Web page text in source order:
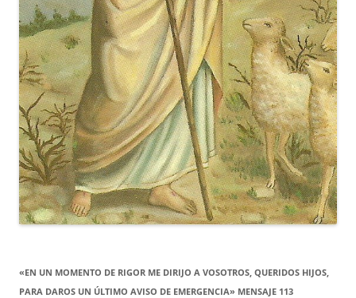
«EN UN MOMENTO DE RIGOR ME DIRIJO A VOSOTROS, QUERIDOS HIJOS,
PARA DAROS UN ÚLTIMO AVISO DE EMERGENCIA» MENSAJE 113